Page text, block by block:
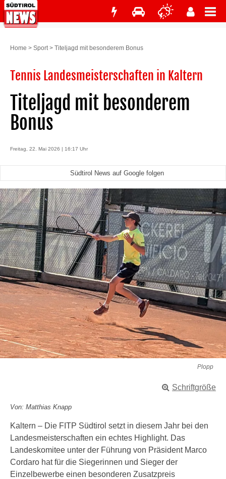
Home > Sport> Titeljagd mit besonderem Bonus
Tennis Landesmeisterschaften in Kaltern
Titeljagd mit besonderem
Bonus
Freitag, 22. Mai 2026 | 16:17 Uhr
Südtirol News auf Google folgen
Plopp
Schriftgröße
Von: Matthias Knapp
Kaltern – Die FITP Südtirol setzt in diesem Jahr bei den
Landesmeisterschaften ein echtes Highlight. Das
Landeskomitee unter der Führung von Präsident Marco
Cordaro hat für die Siegerinnen und Sieger der
Einzelbewerbe einen besonderen Zusatzpreis